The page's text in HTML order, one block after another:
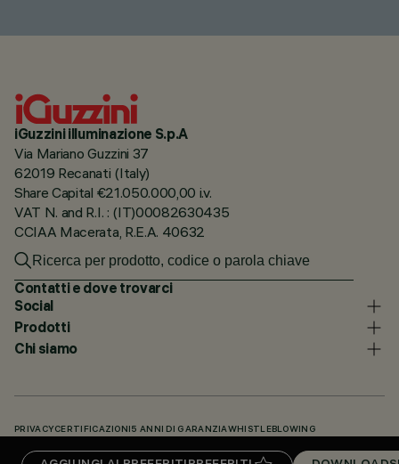
iGuzzini illuminazione S.p.A
Via Mariano Guzzini 37
62019 Recanati (Italy)
Share Capital €21.050.000,00 i.v.
VAT N. and R.I. : (IT)00082630435
CCIAA Macerata, R.E.A. 40632
Contatti e dove trovarci
Social
Prodotti
Chi siamo
PRIVACY CERTIFICAZIONI 5 ANNI DI GARANZIAWHISTLEBLOWING